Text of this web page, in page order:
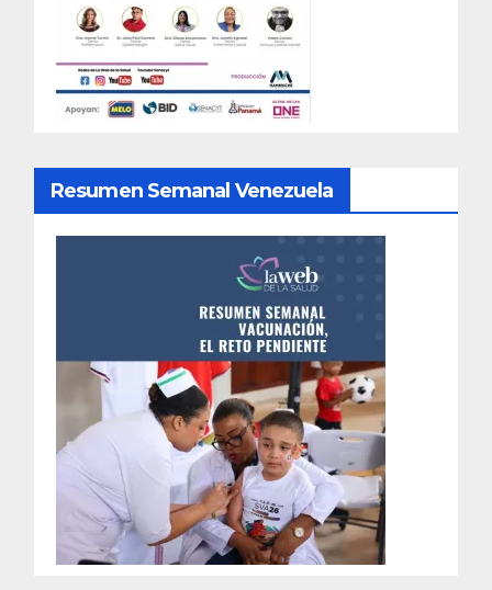
Resumen Semanal Venezuela